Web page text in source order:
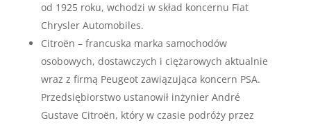
od 1925 roku, wchodzi w skład koncernu Fiat
Chrysler Automobiles.
Citroën – francuska marka samochodów
osobowych, dostawczych i ciężarowych aktualnie
wraz z firmą Peugeot zawiązująca koncern PSA.
Przedsiębiorstwo ustanowił inżynier André
Gustave Citroën, który w czasie podróży przez